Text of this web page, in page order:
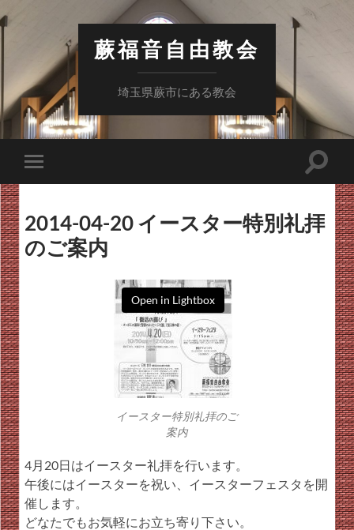
蕨福音自由教会
埼玉県蕨市にある教会
モ
バ
メ
ュ
ー
検
ー
ル
2014-04-20 イースター特別礼拝
のご案内
Open in Lightbox
イースター特別礼拝のご
案内
4月20日はイースター礼拝を行います。
午後にはイースターを祝い、イースターフェスタを開
催します。
どなたでもお気軽にお立ち寄り下さい。